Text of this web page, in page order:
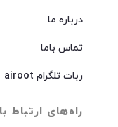
درباره ما
تماس باما
ربات تلگرام airoot
راه‌های ارتباط